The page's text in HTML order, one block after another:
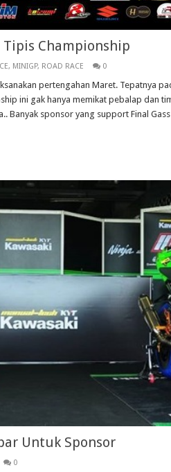
Tipis Championship
, MINIGP, ROAD RACE 0
pertengahan Maret. Tepatnya
ini gak hanya memikat pebalap dan
Banyak sponsor yang support Final
Untuk Sponsor
0